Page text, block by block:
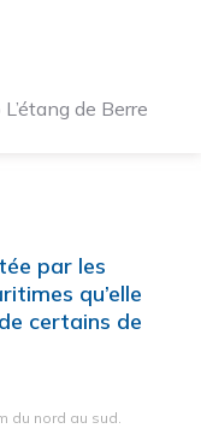
L’étang de Berre
par les
qu’elle
certains de
du nord au sud.